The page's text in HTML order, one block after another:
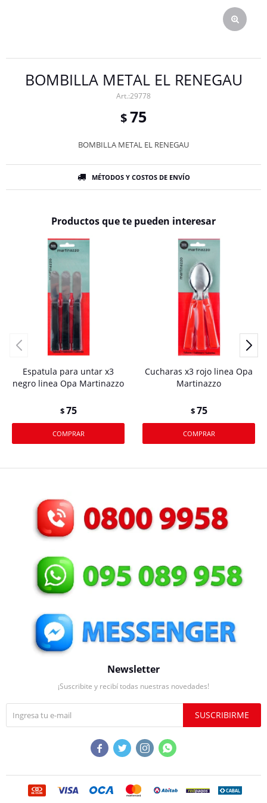
BOMBILLA METAL EL RENEGAU
29778
$75
BOMBILLA METAL EL RENEGAU
MÉTODOS Y COSTOS DE ENVÍO
Productos que te pueden interesar
Espatula para untar x3
negro linea Opa Martinazzo
$75
Cucharas x3 rojo linea Opa
Martinazzo
$75
Newsletter
¡Suscribite y recibí todas nuestras novedades!
SUSCRIBIRME
   